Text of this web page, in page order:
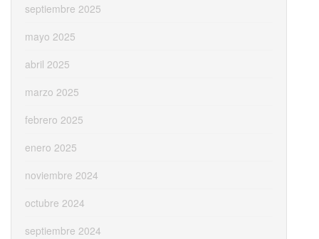
septiembre 2025
mayo 2025
abril 2025
marzo 2025
febrero 2025
enero 2025
noviembre 2024
octubre 2024
septiembre 2024